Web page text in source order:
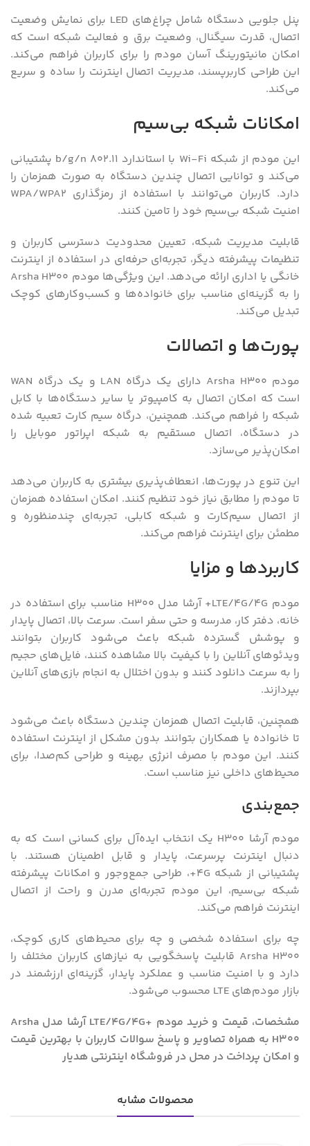
پنل جلویی دستگاه شامل چراغ‌های LED برای نمایش وضعیت
اتصال، قدرت سیگنال، وضعیت برق و فعالیت شبکه است که
امکان مانیتورینگ آسان مودم را برای کاربران فراهم می‌کند.
این طراحی کاربرپسند، مدیریت اتصال اینترنت را ساده و سریع
می‌کند.
امکانات شبکه بی‌سیم
این مودم از شبکه Wi-Fi با استاندارد 802.11 b/g/n پشتیبانی
می‌کند و توانایی اتصال چندین دستگاه به صورت همزمان را
دارد. کاربران می‌توانند با استفاده از رمزگذاری WPA/WPA2
امنیت شبکه بی‌سیم خود را تامین کنند.
قابلیت مدیریت شبکه، تعیین محدودیت دسترسی کاربران و
تنظیمات پیشرفته دیگر، تجربه‌ای حرفه‌ای در استفاده از اینترنت
خانگی یا اداری ارائه می‌دهد. این ویژگی‌ها مودم Arsha H300
را به گزینه‌ای مناسب برای خانواده‌ها و کسب‌وکارهای کوچک
تبدیل می‌کند.
پورت‌ها و اتصالات
مودم Arsha H300 دارای یک درگاه LAN و یک درگاه WAN
است که امکان اتصال به کامپیوتر یا سایر دستگاه‌ها با کابل
شبکه را فراهم می‌کند. همچنین، درگاه سیم کارت تعبیه شده
در دستگاه، اتصال مستقیم به شبکه اپراتور موبایل را
امکان‌پذیر می‌سازد.
این تنوع در پورت‌ها، انعطاف‌پذیری بیشتری به کاربران می‌دهد
تا مودم را مطابق نیاز خود تنظیم کنند. امکان استفاده همزمان
از اتصال سیم‌کارت و شبکه کابلی، تجربه‌ای چندمنظوره و
مطمئن برای اینترنت فراهم می‌کند.
کاربردها و مزایا
مودم LTE/4G/4G+ آرشا مدل H300 مناسب برای استفاده در
خانه، دفتر کار، مدرسه و حتی سفر است. سرعت بالا، اتصال پایدار
و پوشش گسترده شبکه باعث می‌شود کاربران بتوانند
ویدئوهای آنلاین را با کیفیت بالا مشاهده کنند، فایل‌های حجیم
را به سرعت دانلود کنند و بدون اختلال به انجام بازی‌های آنلاین
بپردازند.
همچنین، قابلیت اتصال همزمان چندین دستگاه باعث می‌شود
تا خانواده یا همکاران بتوانند بدون مشکل از اینترنت استفاده
کنند. این مودم با مصرف انرژی بهینه و طراحی کم‌صدا، برای
محیط‌های داخلی نیز مناسب است.
جمع‌بندی
مودم آرشا H300 یک انتخاب ایده‌آل برای کسانی است که به
دنبال اینترنت پرسرعت، پایدار و قابل اطمینان هستند. با
پشتیبانی از شبکه 4G+، طراحی جمع‌وجور و امکانات پیشرفته
شبکه بی‌سیم، این مودم تجربه‌ای مدرن و راحت از اتصال
اینترنت فراهم می‌کند.
چه برای استفاده شخصی و چه برای محیط‌های کاری کوچک،
Arsha H300 قابلیت پاسخگویی به نیازهای کاربران مختلف را
دارد و با امنیت مناسب و عملکرد پایدار، گزینه‌ای ارزشمند در
بازار مودم‌های LTE محسوب می‌شود.
مشخصات، قیمت و خرید مودم +LTE/4G/4G آرشا مدل Arsha
H300 به همراه تصاویر و پاسخ سوالات کاربران با بهترین قیمت
و امکان پرداخت در محل در فروشگاه اینترنتی هدیار
محصولات مشابه